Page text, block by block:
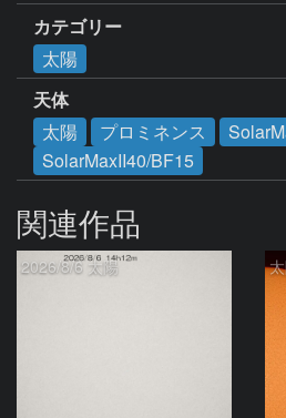
カテゴリー
太陽
天体
太陽
プロミネンス
SolarMaxII40/BF15
関連作品
2026/8/6 太陽